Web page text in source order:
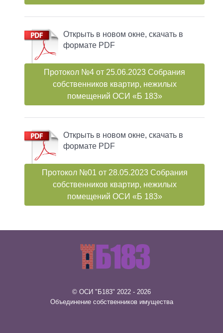
Открыть в новом окне, скачать в
формате PDF
Протокол №4 от 25.06.2023 Собрания
собственников квартир, нежилых
помещений ОСИ «Б 183»
Открыть в новом окне, скачать в
формате PDF
Протокол №01 от 28.05.2023 Собрания
собственников квартир, нежилых
помещений ОСИ «Б 183»
© ОСИ "Б183" 2022 - 2026
Объединение собственников имущества